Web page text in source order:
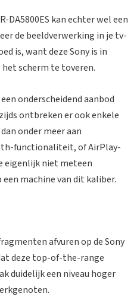
DA5800ES kan echter wel een
de beeldverwerking in je tv-
is, want deze Sony is in
scherm te toveren.
onderscheidend aanbod
ontbreken er ook enkele
onder meer aan
functionaliteit, of AirPlay-
eigenlijk niet meteen
machine van dit kaliber.
afvuren op de Sony
deze top-of-the-range
duidelijk een niveau hoger